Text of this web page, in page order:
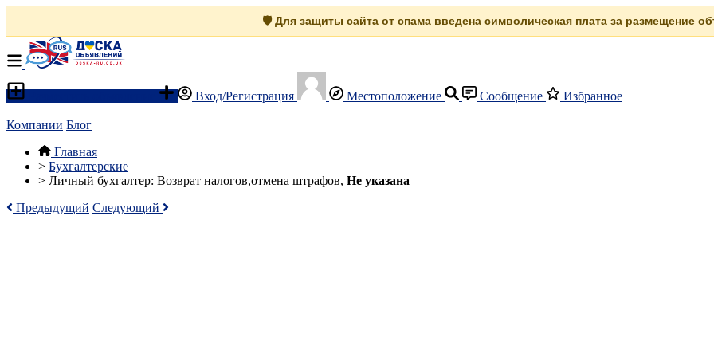
🛡️ Для защиты сайта от спама введена символическая плата за размещение
Вход/Регистрация Местоположение Сообщение Избранное
Компании Блог
Главная
> Бухгалтерские
> Личный бухгалтер: Возврат налогов,отмена штрафов, Не указана
Предыдущий Следующий